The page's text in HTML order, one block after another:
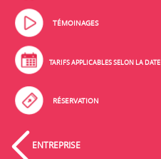
TÉMOINAGES
TARIFS APPLICABLES SELON LA DATE
RÉSERVATION
ENTREPRISE